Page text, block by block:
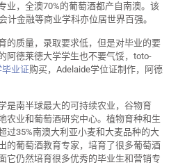
业，全澳70%的葡萄酒都产自南澳。该
计金融等商业学科亦位居世界百强。
的质量，录取要求低，但是对毕业的要
阿德莱德大学学生也不要气馁，toto-
毕业证购买，Adelaide学位证制作，阿德
是南半球最大的可持续农业，谷物育
农业和葡萄酒研究中心。植物育种和生
过35%南澳大利亚小麦和大麦品种的大
的葡萄酒教育专家，培育了很多葡萄酒
它仍然培育很多优秀的毕业生和营销专